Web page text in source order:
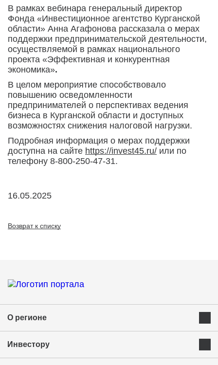
В рамках вебинара генеральный директор
Фонда «Инвестиционное агентство Курганской
области» Анна Агафонова рассказала о мерах
поддержки предпринимательской деятельности,
осуществляемой в рамках национального
проекта «Эффективная и конкурентная
экономика».
В целом мероприятие способствовало
повышению осведомленности
предпринимателей о перспективах ведения
бизнеса в Курганской области и доступных
возможностях снижения налоговой нагрузки.
Подробная информация о мерах поддержки
доступна на сайте https://invest45.ru/ или по
телефону 8-800-250-47-31.
16.05.2025
Возврат к списку
О регионе
Экономика и ресурсы
Инвестору